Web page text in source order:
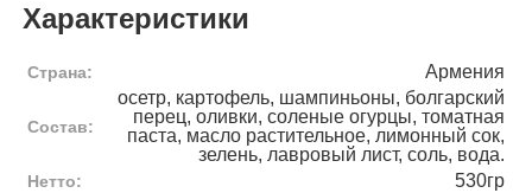
Характеристики
Страна: Армения
Состав:
осетр, картофель, шампиньоны, болгарский
перец, оливки, соленые огурцы, томатная
паста, масло растительное, лимонный сок,
зелень, лавровый лист, соль, вода.
Нетто: 530гр